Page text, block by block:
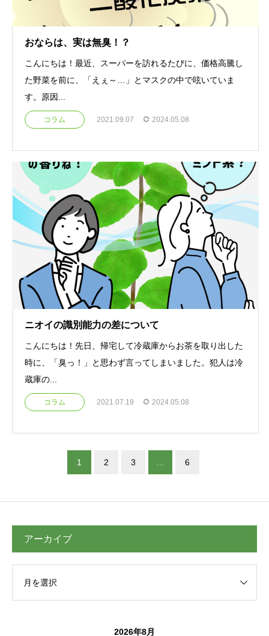
おならは、実は無臭！？
こんにちは！最近、スーパーを訪れるたびに、価格高騰し
た野菜を前に、「えぇ～…」とマスクの中で呟いていま
す。原因...
コラム 2021.09.07 2024.05.08
ニオイの識別能力の差について
こんにちは！先日、帰宅して冷蔵庫からお茶を取り出した
時に、「臭っ！」と思わず言ってしまいました。犯人は冷
蔵庫の...
コラム 2021.07.19 2024.05.08
1 2 3 6
アーカイブ
2026年8月